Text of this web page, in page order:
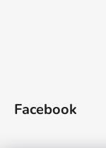
Facebook